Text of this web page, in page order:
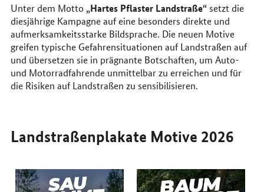
Unter dem Motto „Hartes Pflaster Landstraße“setzt die
diesjährige Kampagne auf eine besonders direkte und
aufmerksamkeitsstarke Bildsprache. Die neuen Motive
greifen typische Gefahrensituationen auf Landstraßen auf
und übersetzen sie in prägnante Botschaften, um Auto-
und Motorradfahrende unmittelbar zu erreichen und für
die Risiken auf Landstraßen zu sensibilisieren.
Landstraßenplakate Motive 2026